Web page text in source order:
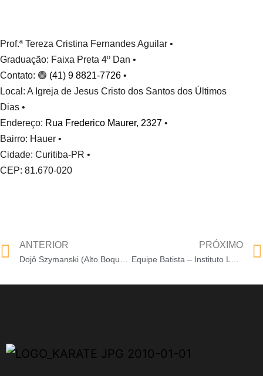
Prof.ª Tereza Cristina Fernandes Aguilar •
Graduação: Faixa Preta 4º Dan •
Contato: 🟢 (41) 9 8821-7726 •
Local: A Igreja de Jesus Cristo dos Santos dos Últimos
Dias •
Endereço: Rua Frederico Maurer, 2327 •
Bairro: Hauer •
Cidade: Curitiba-PR •
CEP: 81.670-020
ANTERIOR
Dojô Szymanski (Alto Boqueirão)
PRÓXIMO
Equipe Batista – Instituto Lotus (CIC)